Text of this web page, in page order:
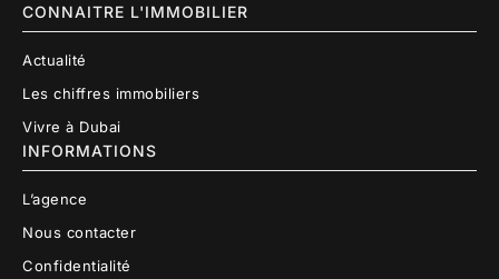
CONNAITRE L'IMMOBILIER
Actualité
Les chiffres immobiliers
Vivre à Dubai
INFORMATIONS
L’agence
Nous contacter
Confidentialité